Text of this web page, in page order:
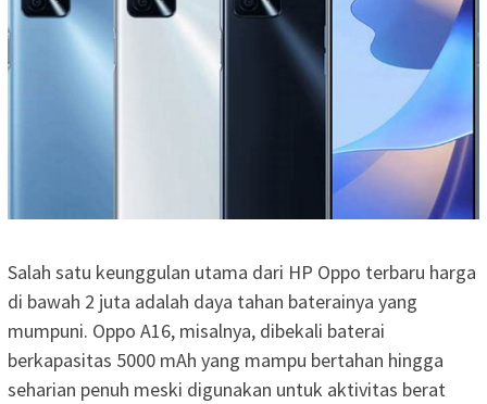
Salah satu keunggulan utama dari HP Oppo terbaru harga
di bawah 2 juta adalah daya tahan baterainya yang
mumpuni. Oppo A16, misalnya, dibekali baterai
berkapasitas 5000 mAh yang mampu bertahan hingga
seharian penuh meski digunakan untuk aktivitas berat